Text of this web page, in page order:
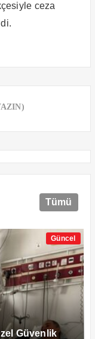
ceza
Tümü
Güncel
Güvenlik